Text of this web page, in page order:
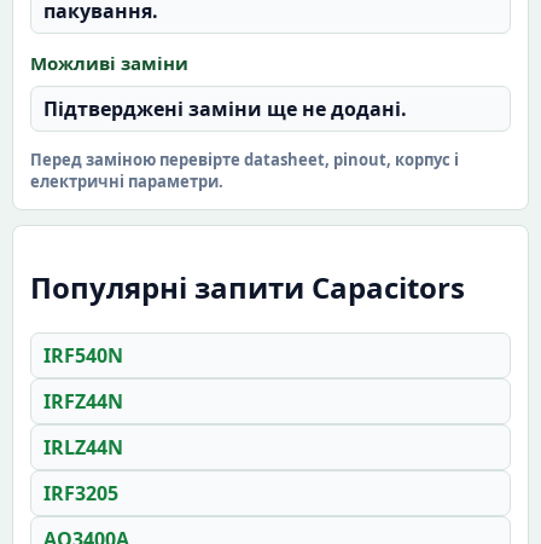
пакування.
Можливі заміни
Підтверджені заміни ще не додані.
Перед заміною перевірте datasheet, pinout, корпус і
електричні параметри.
Популярні запити Capacitors
IRF540N
IRFZ44N
IRLZ44N
IRF3205